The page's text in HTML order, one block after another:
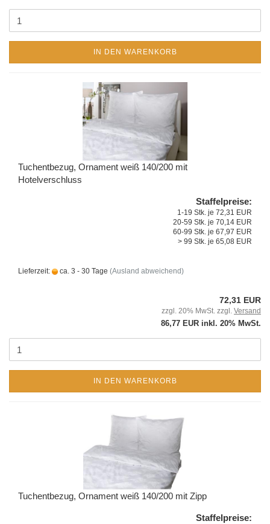
IN DEN WARENKORB
Tuchentbezug, Ornament weiß 140/200 mit
Hotelverschluss
Staffelpreise:
1-19 Stk. je 72,31 EUR
20-59 Stk. je 70,14 EUR
60-99 Stk. je 67,97 EUR
> 99 Stk. je 65,08 EUR
Lieferzeit: ca. 3 - 30 Tage (Ausland abweichend)
72,31 EUR
zzgl. 20% MwSt. zzgl. Versand
86,77 EUR inkl. 20% MwSt.
IN DEN WARENKORB
Tuchentbezug, Ornament weiß 140/200 mit Zipp
Staffelpreise: